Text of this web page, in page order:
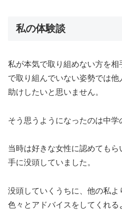
私の体験談
私が本気で取り組めない方を
で取り組んでいない姿勢では
助けしたいと思いません。
そう思うようになったのは中学
当時は好きな女性に認めても
手に没頭していました。
没頭していくうちに、他の私よ
色々とアドバイスをしてくれる